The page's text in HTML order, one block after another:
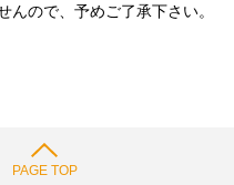
ので、予めご了承下さい。
PAGE TOP